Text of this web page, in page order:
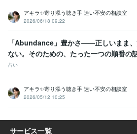
アキラ✨寄り添う聴き手 迷い不安の相談室
2026/06/18 09:22
「Abundance」豊かさ——正しいまま
ない。そのための、たった一つの順番の
占い
アキラ✨寄り添う聴き手 迷い不安の相談室
2026/05/12 10:25